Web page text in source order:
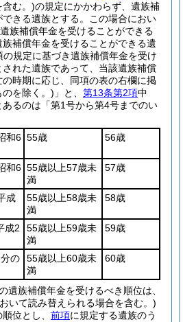
含む。)の規定にかかわらず、遺族補
きる遺族とする。
この場合におい
族補償年金を受けることができる
補償年金を受けることができる遺
規定に基づき遺族補償年金を受け
れた遺族であって、当該遺族補償
時期に応じ、同項の表の右欄に掲
を除く。) 」と、 第13条第2項中
あるのは「第1号から第4号までのい
和6 55歳 56歳
和6 55歳以上57歳未
満
57歳
成
55歳以上58歳未
満
58歳
成2
55歳以上59歳未
満
59歳
の
55歳以上60歳未
満
60歳
遺族補償年金を受けるべき順位は、
いて読み替えられる場合を含む。)
位とし、 前項に規定する遺族のう